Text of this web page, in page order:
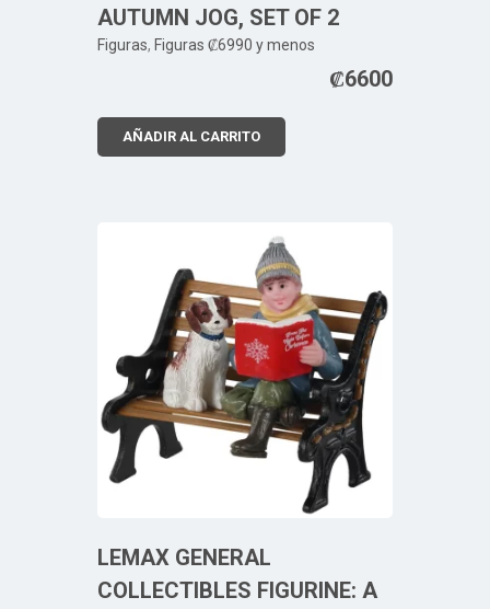
AUTUMN JOG, SET OF 2
Figuras, Figuras ₡6990 y menos
₡6600
AÑADIR AL CARRITO
LEMAX GENERAL
COLLECTIBLES FIGURINE: A